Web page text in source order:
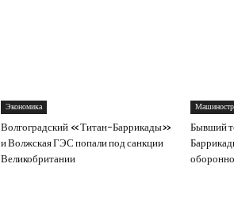
Экономика
Волгоградский «Титан-Баррикады»
и Волжская ГЭС попали под санкции
Великобритании
Бывший